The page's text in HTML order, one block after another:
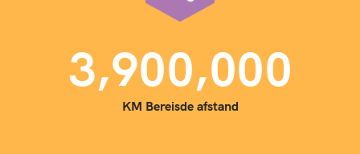
3,900,000
KM Bereisde afstand